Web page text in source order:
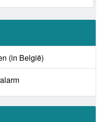
(in België)